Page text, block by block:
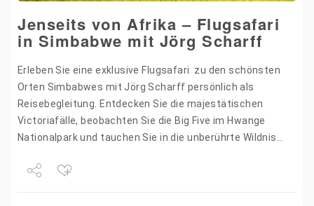
Jenseits von Afrika – Flugsafari
in Simbabwe mit Jörg Scharff
Erleben Sie eine exklusive Flugsafari zu den schönsten
Orten Simbabwes mit Jörg Scharff persönlich als
Reisebegleitung. Entdecken Sie die majestätischen
Victoriafälle, beobachten Sie die Big Five im Hwange
Nationalpark und tauchen Sie in die unberührte Wildnis